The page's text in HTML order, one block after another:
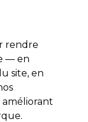
et Matériel
rendre
— en
site, en